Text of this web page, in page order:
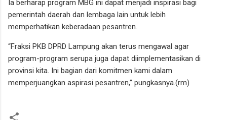
Ia berharap program MBG ini dapat menjadi inspirasi bagi
pemerintah daerah dan lembaga lain untuk lebih
memperhatikan keberadaan pesantren.
“Fraksi PKB DPRD Lampung akan terus mengawal agar
program-program serupa juga dapat diimplementasikan di
provinsi kita. Ini bagian dari komitmen kami dalam
memperjuangkan aspirasi pesantren,” pungkasnya.(rm)